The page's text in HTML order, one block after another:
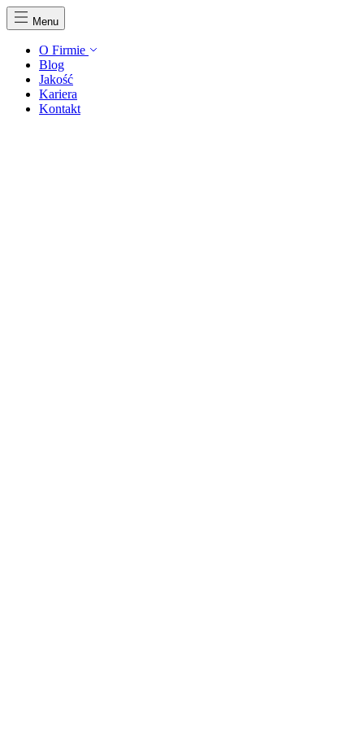
Menu
O Firmie
Blog
Jakość
Kariera
Kontakt